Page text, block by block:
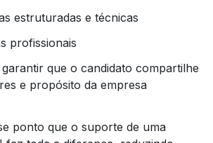
estruturadas e técnicas
profissionais
que o candidato compartilhe
e propósito da empresa
ponto que o suporte de uma